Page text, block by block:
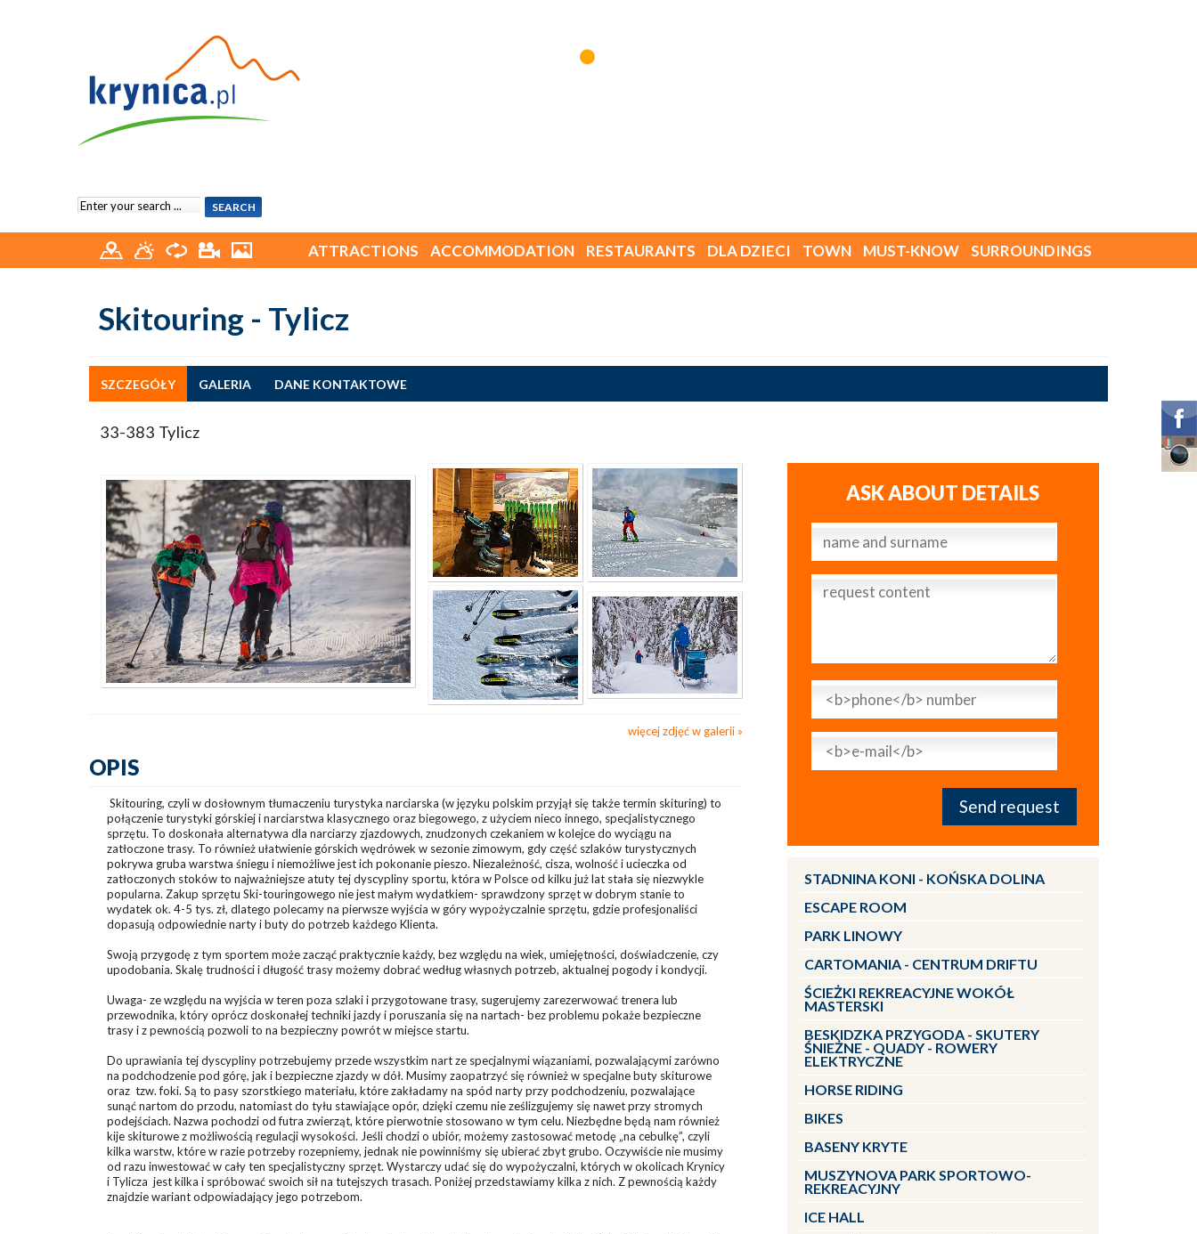
ATTRACTIONS ACCOMMODATION RESTAURANTS DLA DZIECI TOWN MUST-KNOW SURROUNDINGS
Skitouring - Tylicz
SZCZEGÓŁY GALERIA DANE KONTAKTOWE
33-383 Tylicz
więcej zdjęć w galerii
OPIS
Skitouring, czyli w dosłownym tłumaczeniu turystyka narciarska (w języku polskim przyjął się także termin skituring) to
połączenie turystyki górskiej i narciarstwa klasycznego oraz biegowego, z użyciem nieco innego, specjalistycznego
sprzętu.To doskonała alternatywa dla narciarzy zjazdowych, znudzonych czekaniem w kolejce do wyciągu na
zatłoczone trasy. To również ułatwienie górskich wędrówek w sezonie zimowym, gdy część szlaków turystycznych
pokrywa gruba warstwa śniegu i niemożliwe jest ich pokonanie pieszo. Niezależność, cisza, wolność i ucieczka od
zatłoczonych stoków to najważniejsze atuty tej dyscypliny sportu, która w Polsce od kilku już lat stała się niezwykle
popularna. Zakup sprzętu Ski-touringowego nie jest małym wydatkiem- sprawdzony sprzęt w dobrym stanie to
wydatek ok. 4-5 tys. zł, dlatego polecamy na pierwsze wyjścia w góry wypożyczalnie sprzętu, gdzie profesjonaliści
dopasują odpowiednie narty i buty do potrzeb każdego Klienta.
Swoją przygodę z tym sportem może zacząć praktycznie każdy, bez względu na wiek, umiejętności, doświadczenie, czy
upodobania. Skalę trudności i długość trasy możemy dobrać według własnych potrzeb, aktualnej pogody i kondycji.
Uwaga- ze względu na wyjścia w teren poza szlaki i przygotowane trasy, sugerujemy zarezerwować trenera lub
przewodnika, który oprócz doskonałej techniki jazdy i poruszania się na nartach- bez problemu pokaże bezpieczne
trasy i z pewnością pozwoli to na bezpieczny powrót w miejsce startu.
Do uprawiania tej dyscypliny potrzebujemy przede wszystkim nart ze specjalnymi wiązaniami, pozwalającymi zarówno
na podchodzenie pod górę, jak i bezpieczne zjazdy w dół. Musimy zaopatrzyć się również w specjalne buty skiturowe
oraz tzw. foki. Są to pasy szorstkiego materiału, które zakładamy na spód narty przy podchodzeniu, pozwalające
sunąć nartom do przodu, natomiast do tyłu stawiające opór, dzięki czemu nie ześlizgujemy się nawet przy stromych
podejściach. Nazwa pochodzi od futra zwierząt, które pierwotnie stosowano w tym celu. Niezbędne będą nam również
kije skiturowe z możliwością regulacji wysokości. Jeśli chodzi o ubiór, możemy zastosować metodę „na cebulkę”, czyli
kilka warstw, które w razie potrzeby rozepniemy, jednak nie powinniśmy się ubierać zbyt grubo. Oczywiście nie musimy
od razu inwestować w cały ten specjalistyczny sprzęt. Wystarczy udać się do wypożyczalni, których w okolicach Krynicy
i Tylicza jest kilka i spróbować swoich sił na tutejszych trasach. Poniżej przedstawiamy kilka z nich. Z pewnością każdy
znajdzie wariant odpowiadający jego potrzebom.
ASK ABOUT DETAILS
STADNINA KONI - KOŃSKA DOLINA
ESCAPE ROOM
PARK LINOWY
CARTOMANIA - CENTRUM DRIFTU
ŚCIEŻKI REKREACYJNE WOKÓŁ
MASTERSKI
BESKIDZKA PRZYGODA - SKUTERY
ŚNIEŻNE - QUADY - ROWERY
ELEKTRYCZNE
HORSE RIDING
BIKES
BASENY KRYTE
MUSZYNOVA PARK SPORTOWO-
REKREACYJNY
ICE HALL